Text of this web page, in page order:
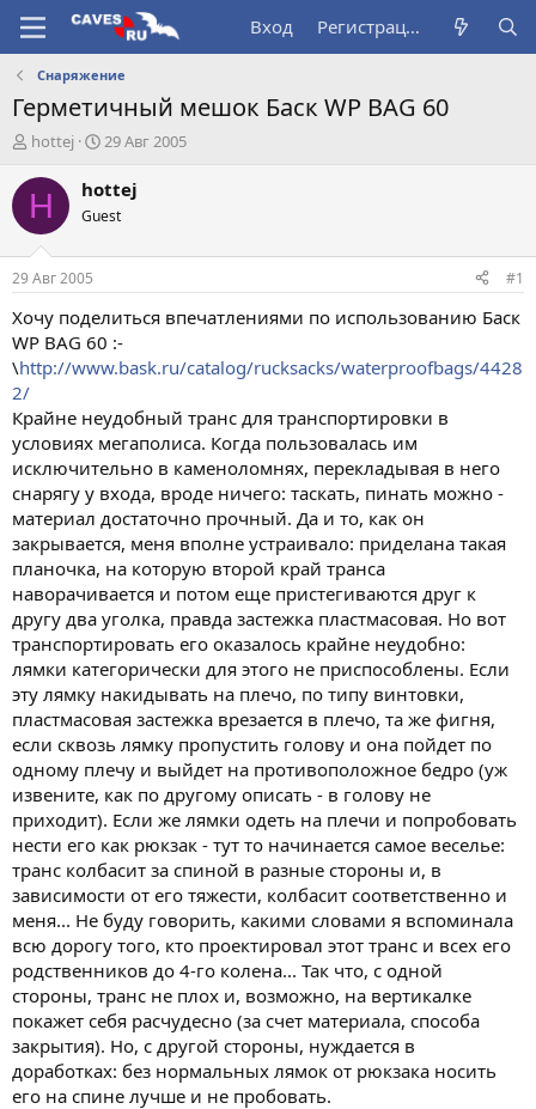
Вход Регистрация
Снаряжение
Герметичный мешок Баск WP BAG 60
А
т
о
т
е
м
ы
hottej
Д
т
н
а
л
а
29 Авг 2005
H hottej
Guest
29 Авг 2005 #1
Хочу поделиться впечатлениями по использованию Баск
WP BAG 60 :-
\http://www.bask.ru/catalog/rucksacks/waterproofbags/4428
2/
Крайне неудобный транс для транспортировки в
условиях мегаполиса. Когда пользовалась им
исключительно в каменоломнях, перекладывая в него
снарягу у входа, вроде ничего: таскать, пинать можно -
материал достаточно прочный. Да и то, как он
закрывается, меня вполне устраивало: приделана такая
планочка, на которую второй край транса
наворачивается и потом еще пристегиваются друг к
другу два уголка, правда застежка пластмасовая. Но вот
транспортировать его оказалось крайне неудобно:
лямки категорически для этого не приспособлены. Если
эту лямку накидывать на плечо, по типу винтовки,
пластмасовая застежка врезается в плечо, та же фигня,
если сквозь лямку пропустить голову и она пойдет по
одному плечу и выйдет на противоположное бедро (уж
извените, как по другому описать - в голову не
приходит). Если же лямки одеть на плечи и попробовать
нести его как рюкзак - тут то начинается самое веселье:
транс колбасит за спиной в разные стороны и, в
зависимости от его тяжести, колбасит соответственно и
меня... Не буду говорить, какими словами я вспоминала
всю дорогу того, кто проектировал этот транс и всех его
родственников до 4-го колена... Так что, с одной
стороны, транс не плох и, возможно, на вертикалке
покажет себя расчудесно (за счет материала, способа
закрытия). Но, с другой стороны, нуждается в
доработках: без нормальных лямок от рюкзака носить
его на спине лучше и не пробовать.